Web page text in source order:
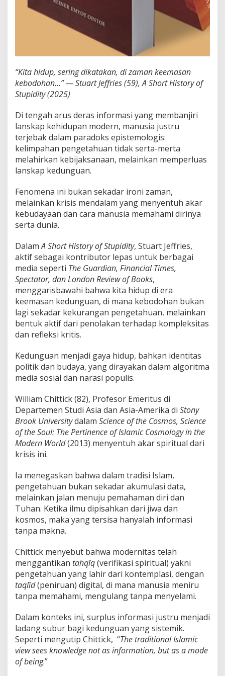
“Kita hidup, sering dikatakan, di zaman keemasan
kebodohan…” — Stuart Jeffries (59), A Short History of
Stupidity (2025)
Di tengah arus deras informasi yang membanjiri
lanskap kehidupan modern, manusia justru
terjebak dalam paradoks epistemologis:
kelimpahan pengetahuan tidak serta-merta
melahirkan kebijaksanaan, melainkan memperluas
lanskap kedunguan.
Fenomena ini bukan sekadar ironi zaman,
melainkan krisis mendalam yang menyentuh akar
kebudayaan dan cara manusia memahami dirinya
serta dunia.
DalamA Short History of Stupidity, Stuart Jeffries,
aktif sebagai kontributor lepas untuk berbagai
media seperti The Guardian, Financial Times,
Spectator, dan London Review of Books,
menggarisbawahi bahwa kita hidup di era
keemasan kedunguan, di mana kebodohan bukan
lagi sekadar kekurangan pengetahuan, melainkan
bentuk aktif dari penolakan terhadap kompleksitas
dan refleksi kritis.
Kedunguan menjadi gaya hidup, bahkan identitas
politik dan budaya, yang dirayakan dalam algoritma
media sosial dan narasi populis.
William Chittick (82), Profesor Emeritus di
Departemen Studi Asia dan Asia-Amerika di Stony
Brook Universitydalam Science of the Cosmos, Science
of the Soul: The Pertinence of Islamic Cosmology in the
Modern World(2013) menyentuh akar spiritual dari
krisis ini.
Ia menegaskan bahwa dalam tradisi Islam,
pengetahuan bukan sekadar akumulasi data,
melainkan jalan menuju pemahaman diri dan
Tuhan. Ketika ilmu dipisahkan dari jiwa dan
kosmos, maka yang tersisa hanyalah informasi
tanpa makna.
Chittick menyebut bahwa modernitas telah
menggantikan tahqîq(verifikasi spiritual) yakni
pengetahuan yang lahir dari kontemplasi, dengan
taqlîd(peniruan) digital, di mana manusia meniru
tanpa memahami, mengulang tanpa menyelami.
Dalam konteks ini, surplus informasi justru menjadi
ladang subur bagi kedunguan yang sistemik.
Seperti mengutip Chittick, “The traditional Islamic
view sees knowledge not as information, but as a mode
of being.”